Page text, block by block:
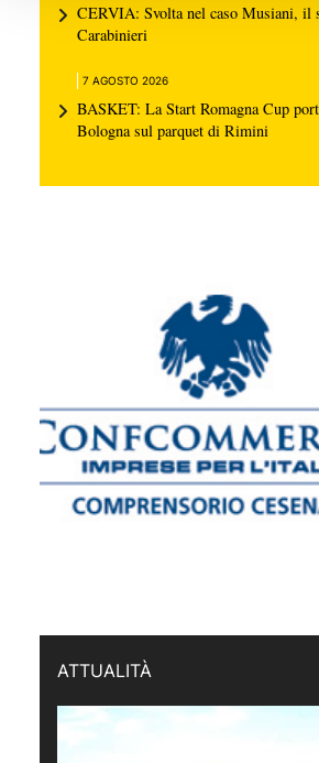
CERVIA: Svolta nel caso Musiani, il
Carabinieri
7 AGOSTO 2026
BASKET: La Start Romagna Cup
Bologna sul parquet di Rimini
ATTUALITÀ